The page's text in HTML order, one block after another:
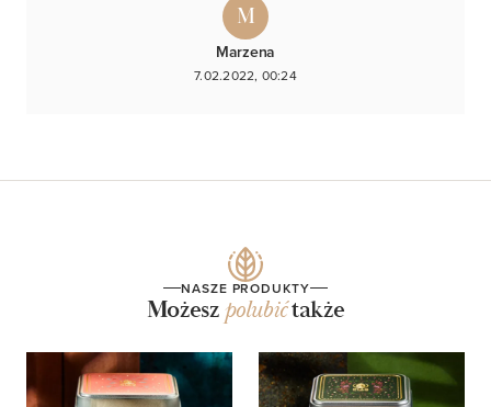
M
Marzena
7.02.2022, 00:24
NASZE PRODUKTY
Możeszpolubićtakże